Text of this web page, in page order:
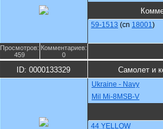
59-1513 (cn 18001)
Просмотров:
459
Комментариев:
0
ID: 0000133329 Самолет и
Ukraine - Navy
Mil Mi-8MSB-V
44 YELLOW